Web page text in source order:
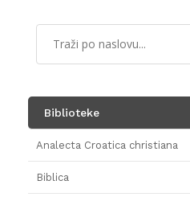
Biblioteke
Analecta Croatica christiana
Biblica